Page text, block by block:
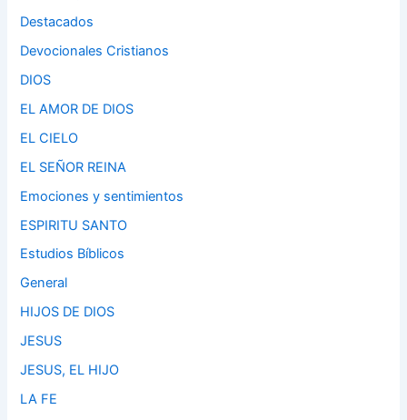
Destacados
Devocionales Cristianos
DIOS
EL AMOR DE DIOS
EL CIELO
EL SEÑOR REINA
Emociones y sentimientos
ESPIRITU SANTO
Estudios Bíblicos
General
HIJOS DE DIOS
JESUS
JESUS, EL HIJO
LA FE